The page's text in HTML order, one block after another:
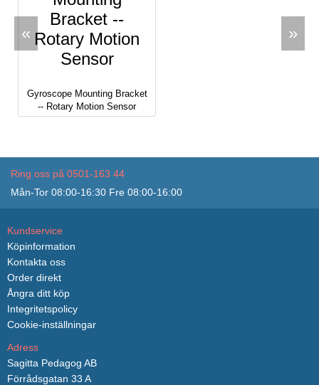
«
Gyroscope Mounting Bracket
-- Rotary Motion Sensor
»
Ring oss på 0501-163 44
Mån-Tor 08:00-16:30 Fre 08:00-16:00
Kundservice
Köpinformation
Kontakta oss
Order direkt
Ångra ditt köp
Integritetspolicy
Cookie-inställningar
Adress
Sagitta Pedagog AB
Förrådsgatan 33 A